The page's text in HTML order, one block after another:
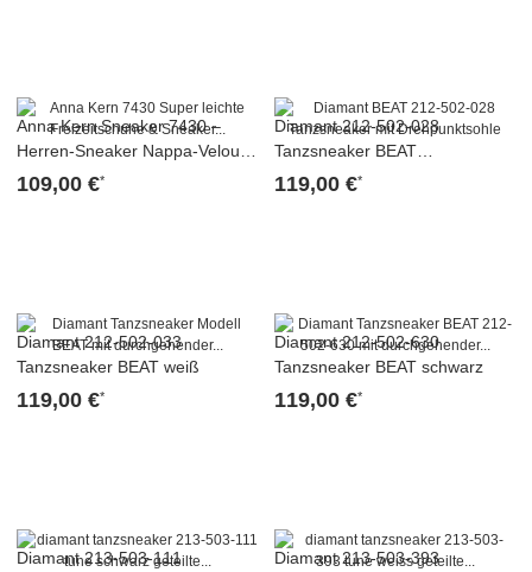
Anna Kern Sneaker 7430 –
Herren-Sneaker Nappa-Velour
Schwarz
109,00 €*
Diamant 212-502-028
Tanzsneaker BEAT
schwarz/weiß
119,00 €*
Diamant 212-502-033
Tanzsneaker BEAT weiß
119,00 €*
Diamant 212-502-630
Tanzsneaker BEAT schwarz
119,00 €*
Diamant 213-503-111 Diamant 213-503-393